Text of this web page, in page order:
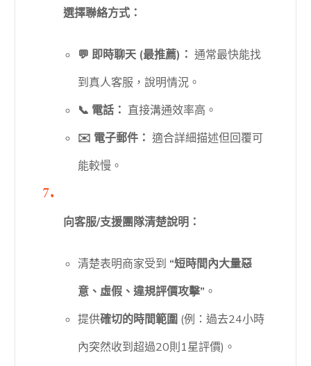
選擇聯絡方式：
💬 即時聊天 (最推薦)： 通常最快能找
到真人客服，說明情況。
📞 電話： 直接溝通效率高。
✉️ 電子郵件： 適合詳細描述但回覆可
能較慢。
向客服/支援團隊清楚說明：
清楚表明商家受到 “短時間內大量惡
意、虛假、違規評價攻擊” 。
提供確切的時間範圍 (例：過去24小時
內突然收到超過20則1星評價)。